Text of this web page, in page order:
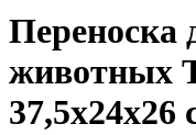
Переноска
животных
37,5х24х26